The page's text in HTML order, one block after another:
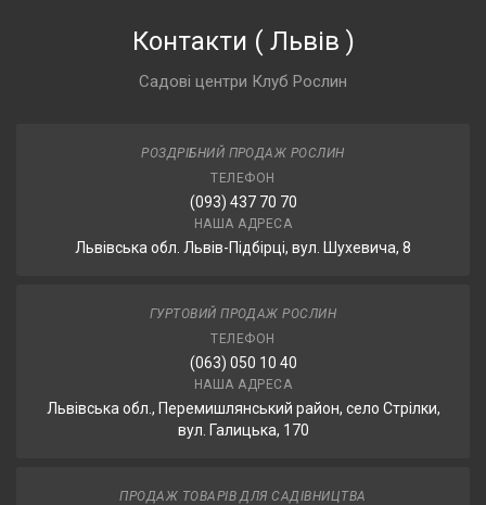
Контакти ( Львів )
Садові центри Клуб Рослин
РОЗДРІБНИЙ ПРОДАЖ РОСЛИН
ТЕЛЕФОН
(093) 437 70 70
НАША АДРЕСА
Львівська обл. Львів-Підбірці, вул. Шухевича, 8
ГУРТОВИЙ ПРОДАЖ РОСЛИН
ТЕЛЕФОН
(063) 050 10 40
НАША АДРЕСА
Львівська обл., Перемишлянський район, село Стрілки,
вул. Галицька, 170
ПРОДАЖ ТОВАРІВ ДЛЯ САДІВНИЦТВА